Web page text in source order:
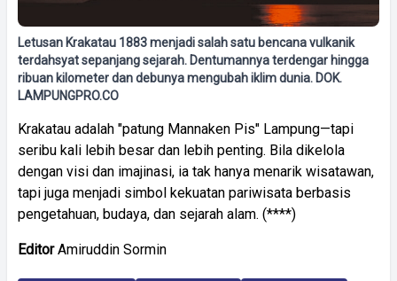
Letusan Krakatau 1883 menjadi salah satu bencana vulkanik
terdahsyat sepanjang sejarah. Dentumannya terdengar hingga
ribuan kilometer dan debunya mengubah iklim dunia. DOK.
LAMPUNGPRO.CO
Krakatau adalah "patung Mannaken Pis" Lampung—tapi
seribu kali lebih besar dan lebih penting. Bila dikelola
dengan visi dan imajinasi, ia tak hanya menarik wisatawan,
tapi juga menjadi simbol kekuatan pariwisata berbasis
pengetahuan, budaya, dan sejarah alam. (****)
EditorAmiruddin Sormin